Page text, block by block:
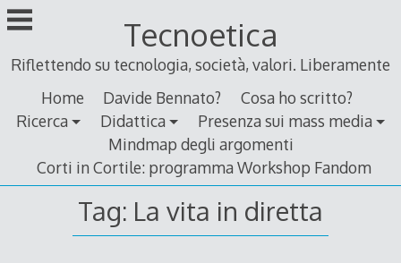
Skip
to
Tecnoetica
Riflettendo su tecnologia, società, valori. Liberamente
Home
Davide Bennato?
Cosa ho scritto?
Ricerca
Didattica
Presenza sui mass media
Mindmap degli argomenti
Corti in Cortile: programma Workshop Fandom
Tag: La vita in diretta